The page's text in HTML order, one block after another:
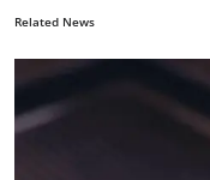
Related News